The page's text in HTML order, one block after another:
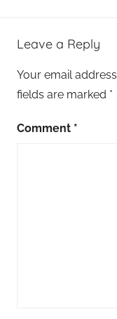
Leave a Reply
Your email
fields are marked *
Comment *